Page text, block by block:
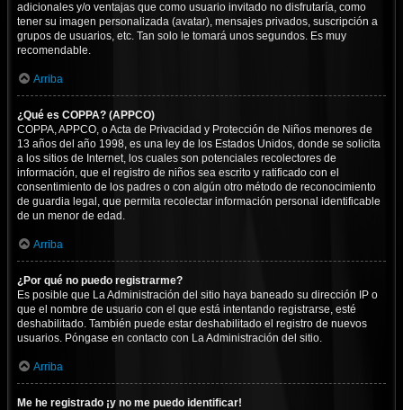
adicionales y/o ventajas que como usuario invitado no disfrutaría, como
tener su imagen personalizada (avatar), mensajes privados, suscripción a
grupos de usuarios, etc. Tan solo le tomará unos segundos. Es muy
recomendable.
Arriba
¿Qué es COPPA? (APPCO)
COPPA, APPCO, o Acta de Privacidad y Protección de Niños menores de
13 años del año 1998, es una ley de los Estados Unidos, donde se solicita
a los sitios de Internet, los cuales son potenciales recolectores de
información, que el registro de niños sea escrito y ratificado con el
consentimiento de los padres o con algún otro método de reconocimiento
de guardia legal, que permita recolectar información personal identificable
de un menor de edad.
Arriba
¿Por qué no puedo registrarme?
Es posible que La Administración del sitio haya baneado su dirección IP o
que el nombre de usuario con el que está intentando registrarse, esté
deshabilitado. También puede estar deshabilitado el registro de nuevos
usuarios. Póngase en contacto con La Administración del sitio.
Arriba
Me he registrado ¡y no me puedo identificar!